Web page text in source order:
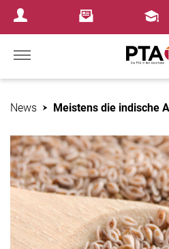
Login MenuNewsletter
News Meistens die indische